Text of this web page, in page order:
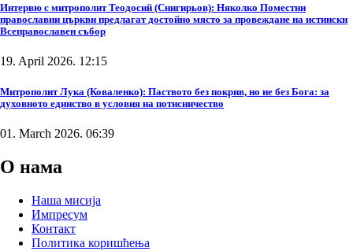
Интервю с митрополит Теодосий (Снигирьов): Няколко Поместни
православни църкви предлагат достойно място за провеждане на истински
Всеправославен събор
19. April 2026. 12:15
Митрополит Лука (Коваленко): Паството без покрив, но не без Бога: за
духовното единство в условия на потисничество
01. March 2026. 06:39
О нама
Наша мисија
Импресум
Контакт
Политика коришћења